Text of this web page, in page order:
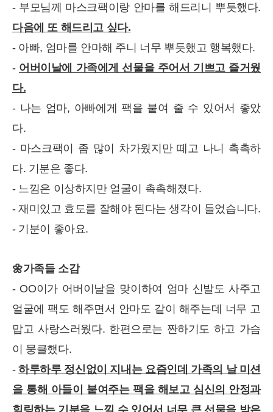
- 부모님께 마스크팩이랑 안마를 해드리니 뿌듯했다.
다음에 또 해드리고 싶다.
- 아빠, 엄마를 안마해 주니 너무 뿌듯했고 행복했다.
- 어버이날에 가족에게 선물을 주어서 기쁘고 즐거웠
다.
- 나는 엄마, 아빠에게 팩을 붙여 줄 수 있어서 좋았
다.
- 마스크팩이 좀 많이 차가웠지만 떼고 나니 촉촉하
다. 기분은 좋다.
- 느낌은 이상하지만 얼굴이 촉촉해졌다.
- 재미있고 효도를 잘해야 된다는 생각이 들었습니다.
- 기분이 좋아요.
🌼가족들 소감
- OO이가 어버이날을 맞이하여 엄마 신발도 사주고
얼굴에 팩도 해주면서 안마도 같이 해주는데 너무 고
맙고 사랑스러웠다. 한편으로는 짠하기도 하고 가슴
이 뭉클했다.
-하루하루 정신없이 지내는 요즘인데 가족의 날 미션
을 통해 아들이 붙여주는 팩을 해보고 심신의 안정과
힐링하는 기분을 느낄 수 있어서 너무 큰 선물을 받은